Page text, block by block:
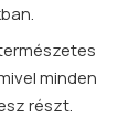
minden
részt.